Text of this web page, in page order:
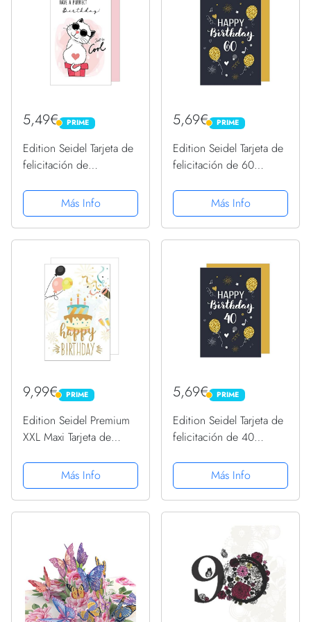
5,49€ PRIME
PRIME
Edition Seidel Tarjeta de
felicitación de
con sobre. Tarjeta de
felicitación Billet Happy
Birthday para mujer niñas
Más Info
5,69€ PRIME
PRIME
Edition Seidel Tarjeta de
felicitación de 60
para hombre y mujer
(GZ346-60 SW023)
Más Info
9,99€ PRIME
PRIME
Edition Seidel Premium
XXL Maxi Tarjeta de
cumpleaños con sobre,
formato DIN A4, tarjeta
de felicitación de
Más Info
5,69€ PRIME
PRIME
Edition Seidel Tarjeta de
felicitación de 40
para hombre y mujer
(GZ346-40 SW023)
Más Info